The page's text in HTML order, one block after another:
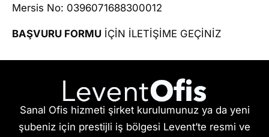
Mersis No: 0396071688300012
BAŞVURU FORMU İÇİN İLETİŞİME GEÇİNİZ
Sanal Ofis hizmeti şirket kurulumunuz ya da yeni
şubeniz için prestijli iş bölgesi Levent’te resmi ve